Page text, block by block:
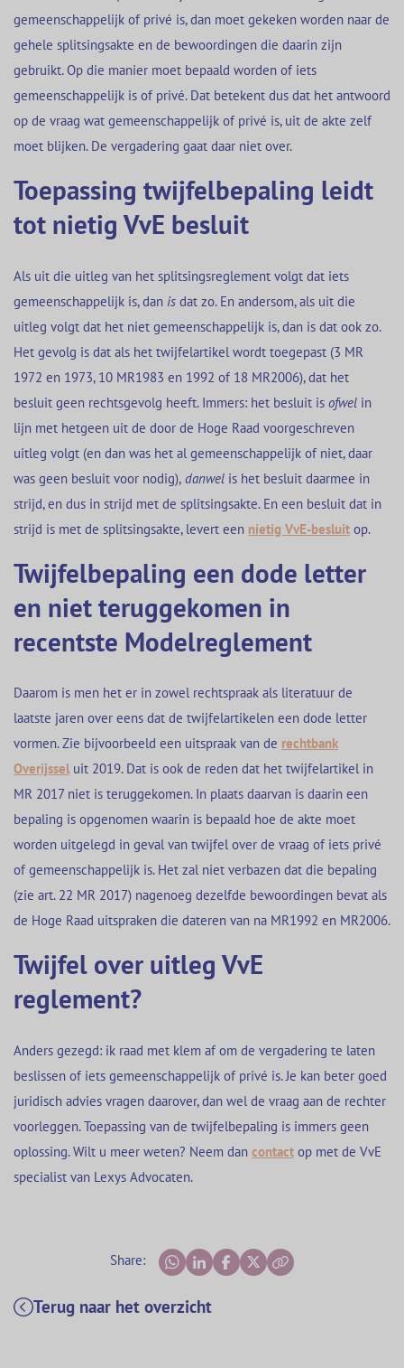
gemeenschappelijk of privé is, dan moet gekeken worden naar de
gehele splitsingsakte en de bewoordingen die daarin zijn
gebruikt. Op die manier moet bepaald worden of iets
gemeenschappelijk is of privé. Dat betekent dus dat het antwoord
op de vraag wat gemeenschappelijk of privé is, uit de akte zelf
moet blijken. De vergadering gaat daar niet over.
Toepassing twijfelbepaling leidt
tot nietig VvE besluit
Als uit die uitleg van het splitsingsreglement volgt dat iets
gemeenschappelijk is, dan is dat zo. En andersom, als uit die
uitleg volgt dat het niet gemeenschappelijk is, dan is dat ook zo.
Het gevolg is dat als het twijfelartikel wordt toegepast (3 MR
1972 en 1973, 10 MR1983 en 1992 of 18 MR2006), dat het
besluit geen rechtsgevolg heeft. Immers: het besluit is ofwel in
lijn met hetgeen uit de door de Hoge Raad voorgeschreven
uitleg volgt (en dan was het al gemeenschappelijk of niet, daar
was geen besluit voor nodig), danwel is het besluit daarmee in
strijd, en dus in strijd met de splitsingsakte. En een besluit dat in
strijd is met de splitsingsakte, levert een nietig VvE-besluit op.
Twijfelbepaling een dode letter
en niet teruggekomen in
recentste Modelreglement
Daarom is men het er in zowel rechtspraak als literatuur de
laatste jaren over eens dat de twijfelartikelen een dode letter
vormen. Zie bijvoorbeeld een uitspraak van de rechtbank
Overijsseluit 2019. Dat is ook de reden dat het twijfelartikel in
MR 2017 niet is teruggekomen. In plaats daarvan is daarin een
bepaling is opgenomen waarin is bepaald hoe de akte moet
worden uitgelegd in geval van twijfel over de vraag of iets privé
of gemeenschappelijk is. Het zal niet verbazen dat die bepaling
(zie art. 22 MR 2017) nagenoeg dezelfde bewoordingen bevat als
de Hoge Raad uitspraken die dateren van na MR1992 en MR2006.
Twijfel over uitleg VvE
reglement?
Anders gezegd: ik raad met klem af om de vergadering te laten
beslissen of iets gemeenschappelijk of privé is. Je kan beter goed
juridisch advies vragen daarover, dan wel de vraag aan de rechter
voorleggen. Toepassing van de twijfelbepaling is immers geen
oplossing. Wilt u meer weten? Neem dan contact op met de VvE
specialist van Lexys Advocaten.
Terug naar het overzicht
Share: